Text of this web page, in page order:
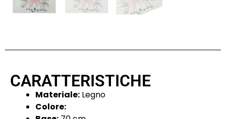
CARATTERISTICHE
Materiale: Legno
Colore: